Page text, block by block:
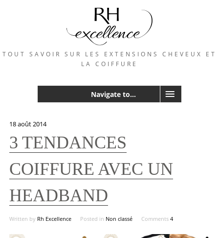
TOUT SAVOIR SUR LES EXTENSIONS CHEVEUX ET
LA COIFFURE
Navigate to...
18 août 2014
3 TENDANCES
COIFFURE AVEC UN
HEADBAND
Written by Rh Excellence Posted in Non classé Comments 4